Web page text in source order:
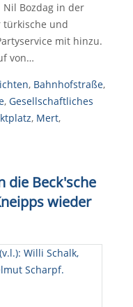
Bozdag in der
türkische und
mit hinzu.
von…
, Bahnhofstraße,
, Gesellschaftliches
, Mert,
die Beck'sche
wieder